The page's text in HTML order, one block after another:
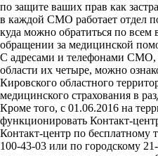
по защите ваших прав как
в каждой СМО работает отдел
куда можно обратиться по
обращении за медицинской
С адресами и телефонами СМО,
области их четыре, можно
Кировского областного
медицинского страхования в
Кроме того, с 01.06.2016 на
функционировать Контакт-
Контакт-центр по бесплатному
100-43-03 или по городскому